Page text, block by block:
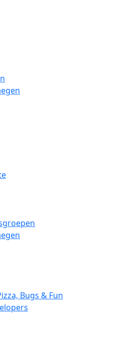
Bugs & Fun